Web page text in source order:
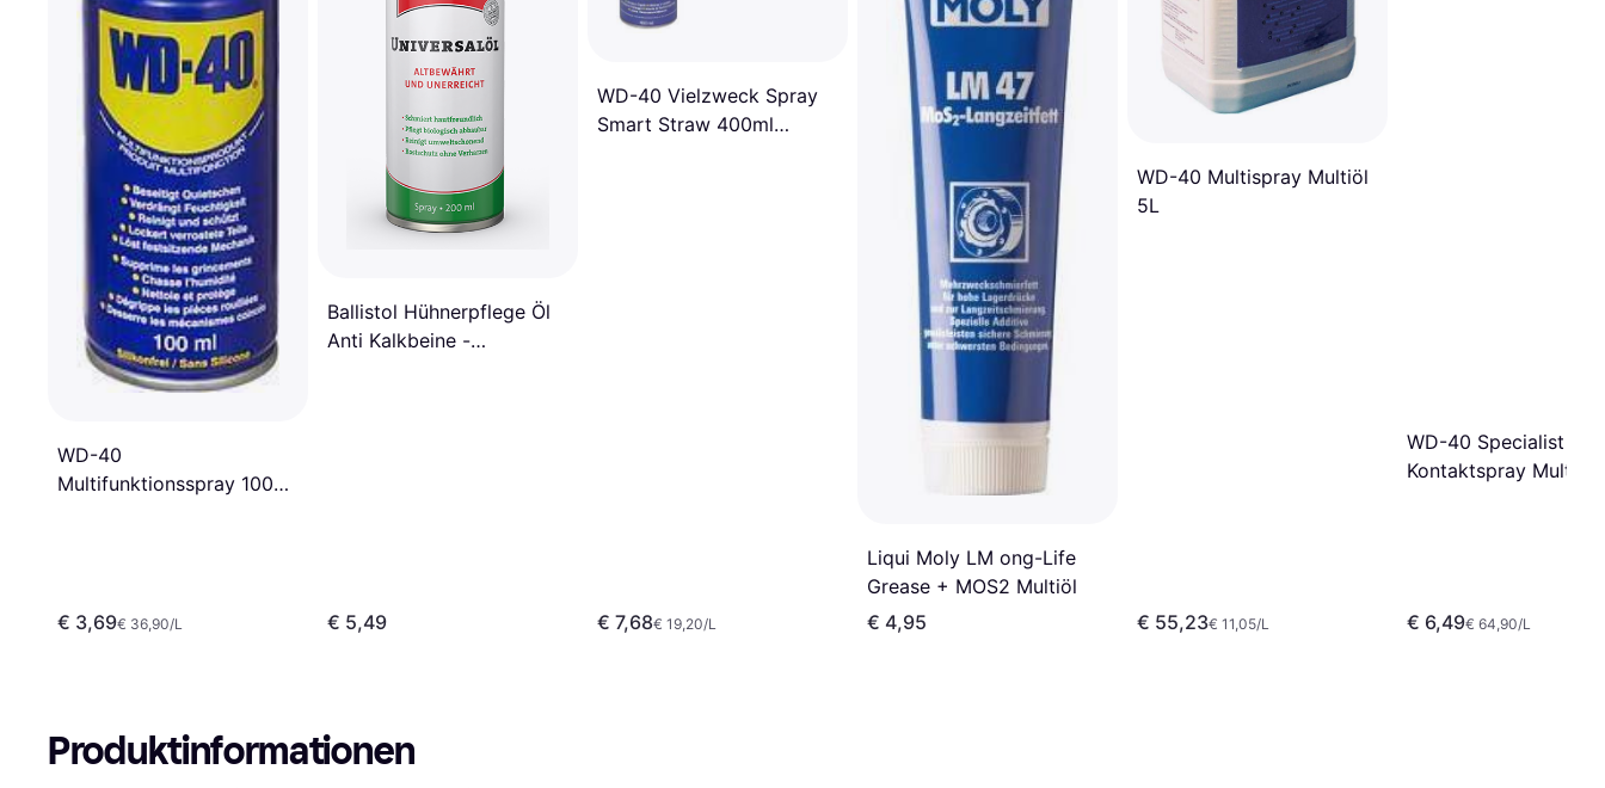
WD-40
Multifunktionsspray 100ml
€ 3,69€ 36,90/L
Ballistol Hühnerpflege Öl
Anti Kalkbeine -
€ 5,49
WD-40 Vielzweck Spray
Smart Straw 400ml
€ 7,68€ 19,20/L
Liqui Moly LM ong-Life
Grease + MOS2 Multiöl
€ 4,95
WD-40 Multispray Multiöl
5L
€ 55,23€ 11,05/L
WD-40 Specialist
Kontaktspray Multiöl
€ 6,49€ 64,90/L
Produktinformationen